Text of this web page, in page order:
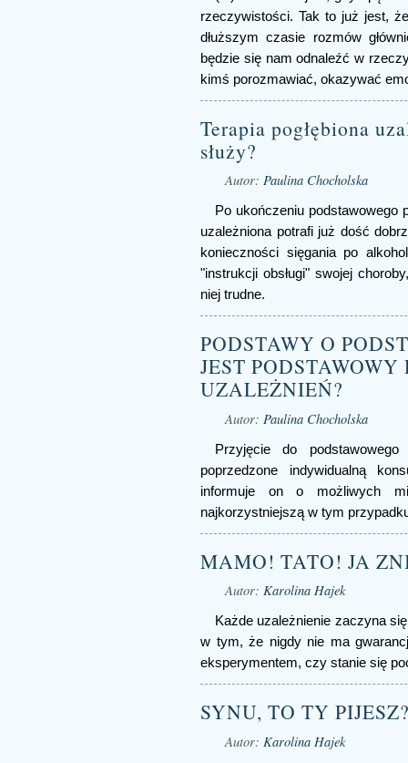
rzeczywistości. Tak to już jest,
dłuższym czasie rozmów
będzie się nam odnaleźć w
kimś porozmawiać, okazywać
Terapia pogłębiona
służy?
Autor: Paulina Chocholska
Po ukończeniu podstawowego
uzależniona potrafi już dość
konieczności sięgania po
"instrukcji obsługi" swojej
niej trudne.
PODSTAWY O
JEST
UZALEŻNIEŃ?
Autor: Paulina Chocholska
Przyjęcie do
poprzedzone indywidualną
informuje on o możliwych
najkorzystniejszą w tym
MAMO! TATO! JA
Autor: Karolina Hajek
Każde uzależnienie zaczyna
w tym, że nigdy nie ma
eksperymentem, czy stanie się
SYNU, TO TY
Autor: Karolina Hajek